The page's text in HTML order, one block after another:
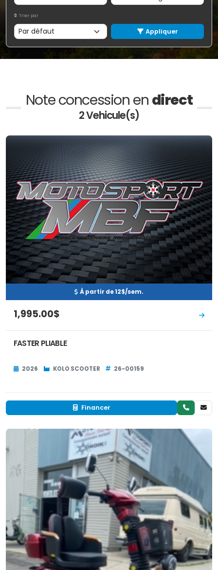
Trier par
Appliquer
Note concession en direct
2 Vehicule(s)
Neuf
À partir de 12$/sem.
1,995.00$
FASTER PLIABLE
2026 KOLO SCOOTER 26-00159
Financer
EN INVENTAIRE Neuf